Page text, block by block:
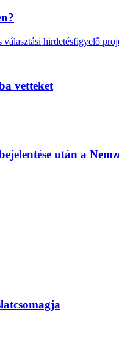
hirdetésfigyelő
vetteket
után a